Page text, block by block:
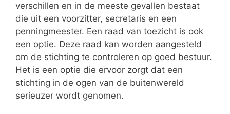
verschillen en in de meeste gevallen bestaat
die uit een voorzitter, secretaris en een
penningmeester. Een raad van toezicht is ook
een optie. Deze raad kan worden aangesteld
om de stichting te controleren op goed bestuur.
Het is een optie die ervoor zorgt dat een
stichting in de ogen van de buitenwereld
serieuzer wordt genomen.